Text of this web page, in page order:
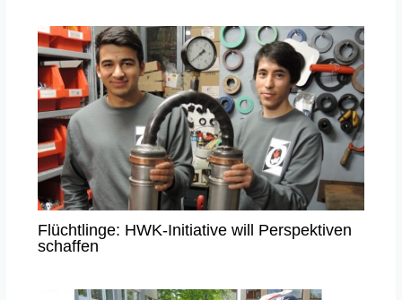
Flüchtlinge: HWK-Initiative will Perspektiven
schaffen